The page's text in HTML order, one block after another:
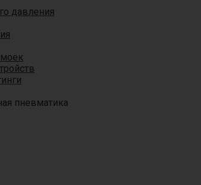
давления
пневматика